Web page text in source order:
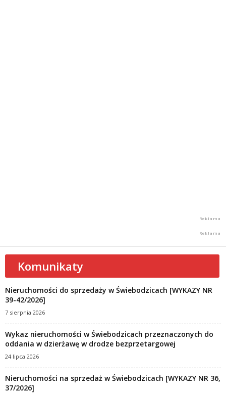
Komunikaty
Nieruchomości do sprzedaży w Świebodzicach [WYKAZY NR
39-42/2026]
7 sierpnia 2026
Wykaz nieruchomości w Świebodzicach przeznaczonych do
oddania w dzierżawę w drodze bezprzetargowej
24 lipca 2026
Nieruchomości na sprzedaż w Świebodzicach [WYKAZY NR 36,
37/2026]